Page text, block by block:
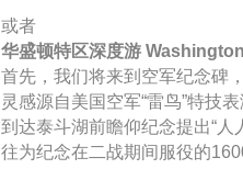
或者
华盛顿特区深度游
首先，我们将来到空军纪念碑
灵感源自美国空军“雷鸟”特技
到达泰斗湖前瞻仰纪念提出“
往为纪念在二战期间服役的